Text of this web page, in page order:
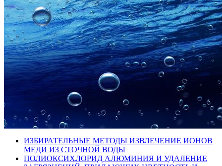
ИЗБИРАТЕЛЬНЫЕ МЕТОДЫ ИЗВЛЕЧЕНИЕ ИОНОВ
МЕДИ ИЗ СТОЧНОЙ ВОДЫ
ПОЛИОКСИХЛОРИД АЛЮМИНИЯ И УДАЛЕНИЕ